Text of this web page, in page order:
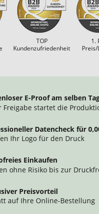
TOP
Kundenzufriedenheit
1.
E-Proof am selben
Freigabe startet die
Datencheck für
Ihr Logo für den Druck
Einkaufen
ohne Risiko bis zur
Preisvorteil
auf Ihre Online-Bestellung